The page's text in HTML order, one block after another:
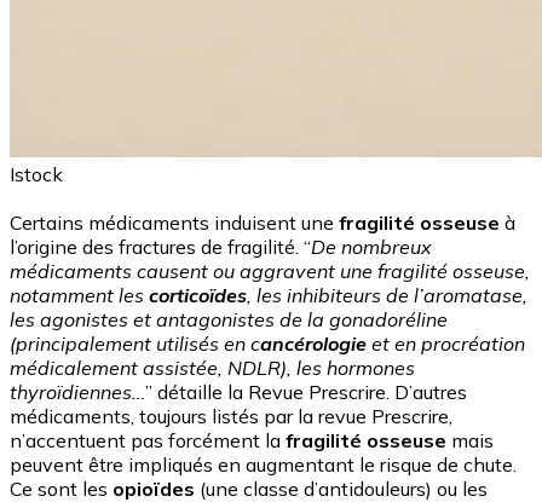
Istock
Certains médicaments induisent une fragilité osseuse à
l’origine des fractures de fragilité. “De nombreux
médicaments causent ou aggravent une fragilité osseuse,
notamment les corticoïdes , les inhibiteurs de l’aromatase,
les agonistes et antagonistes de la gonadoréline
(principalement utilisés en cancérologie et en procréation
médicalement assistée, NDLR), les hormones
thyroïdiennes… ” détaille la Revue Prescrire. D’autres
médicaments, toujours listés par la revue Prescrire,
n’accentuent pas forcément la fragilité osseuse mais
peuvent être impliqués en augmentant le risque de chute.
Ce sont les opioïdes (une classe d’antidouleurs) ou les